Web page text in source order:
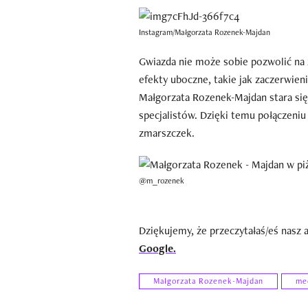
Instagram/Małgorzata Rozenek-Majdan
Gwiazda nie może sobie pozwolić
efekty uboczne, takie jak
Małgorzata Rozenek-Majdan stara
specjalistów. Dzięki temu
zmarszczek.
@m_rozenek
Dziękujemy, że przeczytałaś/eś
Google.
Małgorzata Rozenek-Majdan